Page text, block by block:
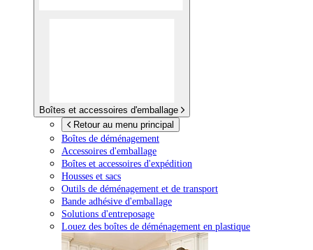
Boîtes et accessoires d'emballage
Retour au menu principal
Boîtes de déménagement
Accessoires d'emballage
Boîtes et accessoires d'expédition
Housses et sacs
Outils de déménagement et de transport
Bande adhésive d'emballage
Solutions d'entreposage
Louez des boîtes de déménagement en plastique